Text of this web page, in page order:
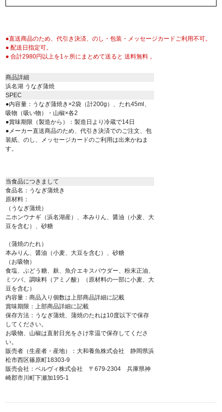
●直送商品のため、代引き決済、のし・包装・メッセージカードご利用不可。
● 配送日指定可。
● 合計2980円以上を1ヶ所にまとめて送ると 送料無料 。
商品詳細
浜名湖 うなぎ蒲焼
SPEC
●内容量：うなぎ蒲焼き×2袋（計200g）、たれ45ml、
吸物（吸い物）・山椒×各2
●賞味期限（製造から）：製造日より冷蔵で14日
●メーカー直送商品のため、代引き決済でのご注文、包
装紙、のし、メッセージカードのご利用は出来かねま
す。
当食品につきまして
食品名：うなぎ蒲焼き
原材料：
（うなぎ蒲焼）
ニホンウナギ（浜名湖産）、本みりん、醤油（小麦、大
豆を含む）、砂糖
（蒲焼のたれ）
本みりん、醤油（小麦、大豆を含む）、砂糖
（お吸物）
食塩、ぶどう糖、麸、魚介エキスパウダー、粉末正油、
ミツバ、調味料（アミノ酸）（原材料の一部に小麦、大
豆を含む）
内容量：商品入り個数は上部商品詳細に記載
賞味期限：上部商品詳細に記載
保存方法：うなぎ蒲焼、蒲焼のたれは10度以下で保存
してください。
お吸物、山椒は直射日光をさけ常温で保存してくださ
い。
販売者（生産者・産地）：大和養魚株式会社 静岡県浜
松市西区篠原町18303-9
販売会社：ベルヴィ株式会社 〒679-2304 兵庫県神
崎郡市川町下瀬加195-1